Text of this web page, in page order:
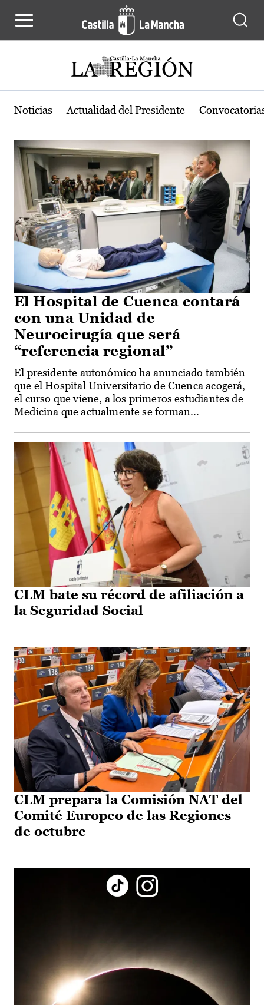
Actualidad de la región de Castilla-
Noticias Actualidad del Presidente
El Hospital de Cuenca contará
con una Unidad de
Neurocirugía que será
“referencia regional”
El presidente autonómico ha anunciado también
que el Hospital Universitario de Cuenca acogerá,
el curso que viene, a los primeros estudiantes de
Medicina que actualmente se forman...
CLM bate su récord de afiliación a
la Seguridad Social
CLM prepara la Comisión NAT del
Comité Europeo de las Regiones
de octubre